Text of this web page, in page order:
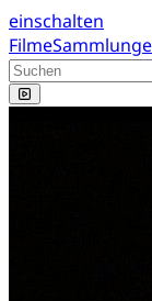
einschalten
Filme